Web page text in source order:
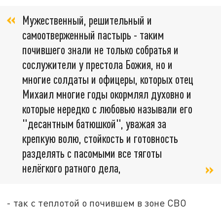
Мужественный, решительный и
самоотверженный пастырь - таким
почившего знали не только собратья и
сослужители у престола Божия, но и
многие солдаты и офицеры, которых отец
Михаил многие годы окормлял духовно и
которые нередко с любовью называли его
"десантным батюшкой", уважая за
крепкую волю, стойкость и готовность
разделять с пасомыми все тяготы
нелёгкого ратного дела,
- так с теплотой о почившем в зоне СВО